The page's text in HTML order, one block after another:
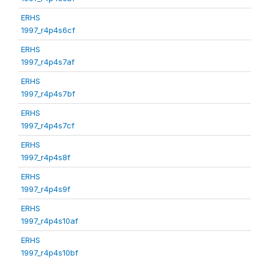
ERHS
1997_r4p4s6cf
ERHS
1997_r4p4s7af
ERHS
1997_r4p4s7bf
ERHS
1997_r4p4s7cf
ERHS
1997_r4p4s8f
ERHS
1997_r4p4s9f
ERHS
1997_r4p4s10af
ERHS
1997_r4p4s10bf